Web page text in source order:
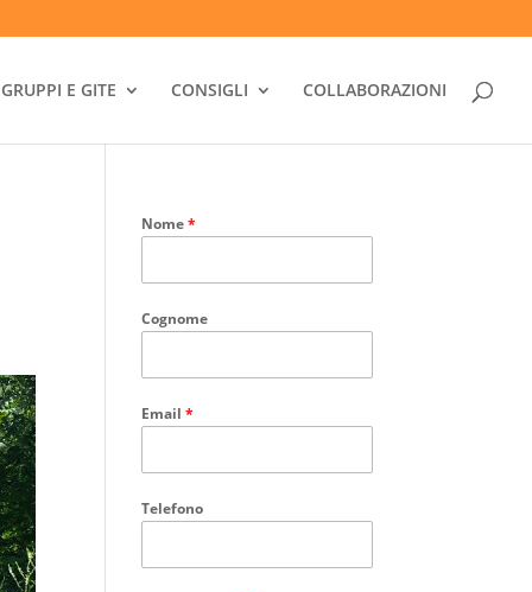
GRUPPI E GITE CONSIGLI COLLABORAZIONI
Nome*
Cognome
Email*
Telefono